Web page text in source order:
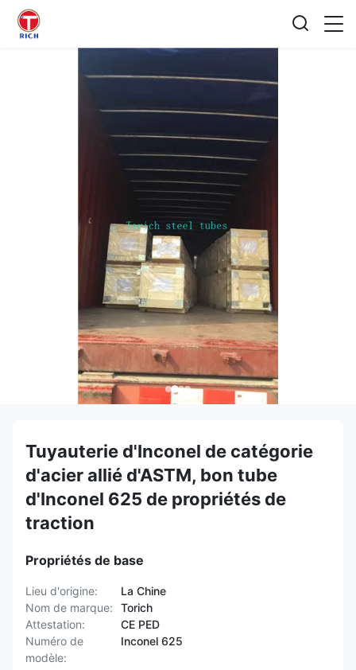
Tuyauterie d'Inconel de catégorie
d'acier allié d'ASTM, bon tube
d'Inconel 625 de propriétés de
traction
Propriétés de base
Lieu d'origine:
La Chine
Nom de marque:
Torich
Attestation:
CE PED
Numéro de
modèle:
Inconel 625